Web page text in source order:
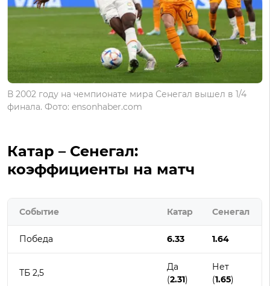
В 2002 году на чемпионате мира Сенегал вышел в 1/4
финала. Фото: ensonhaber.com
Катар – Сенегал:
коэффициенты на матч
Событие Катар Сенегал
Победа 6.33 1.64
ТБ 2,5
Да
(2.31)
Нет
(1.65)